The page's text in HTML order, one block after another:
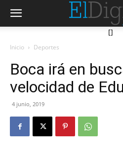
[]
Inicio Deportes
Boca irá en
velocidad de
4 junio, 2019